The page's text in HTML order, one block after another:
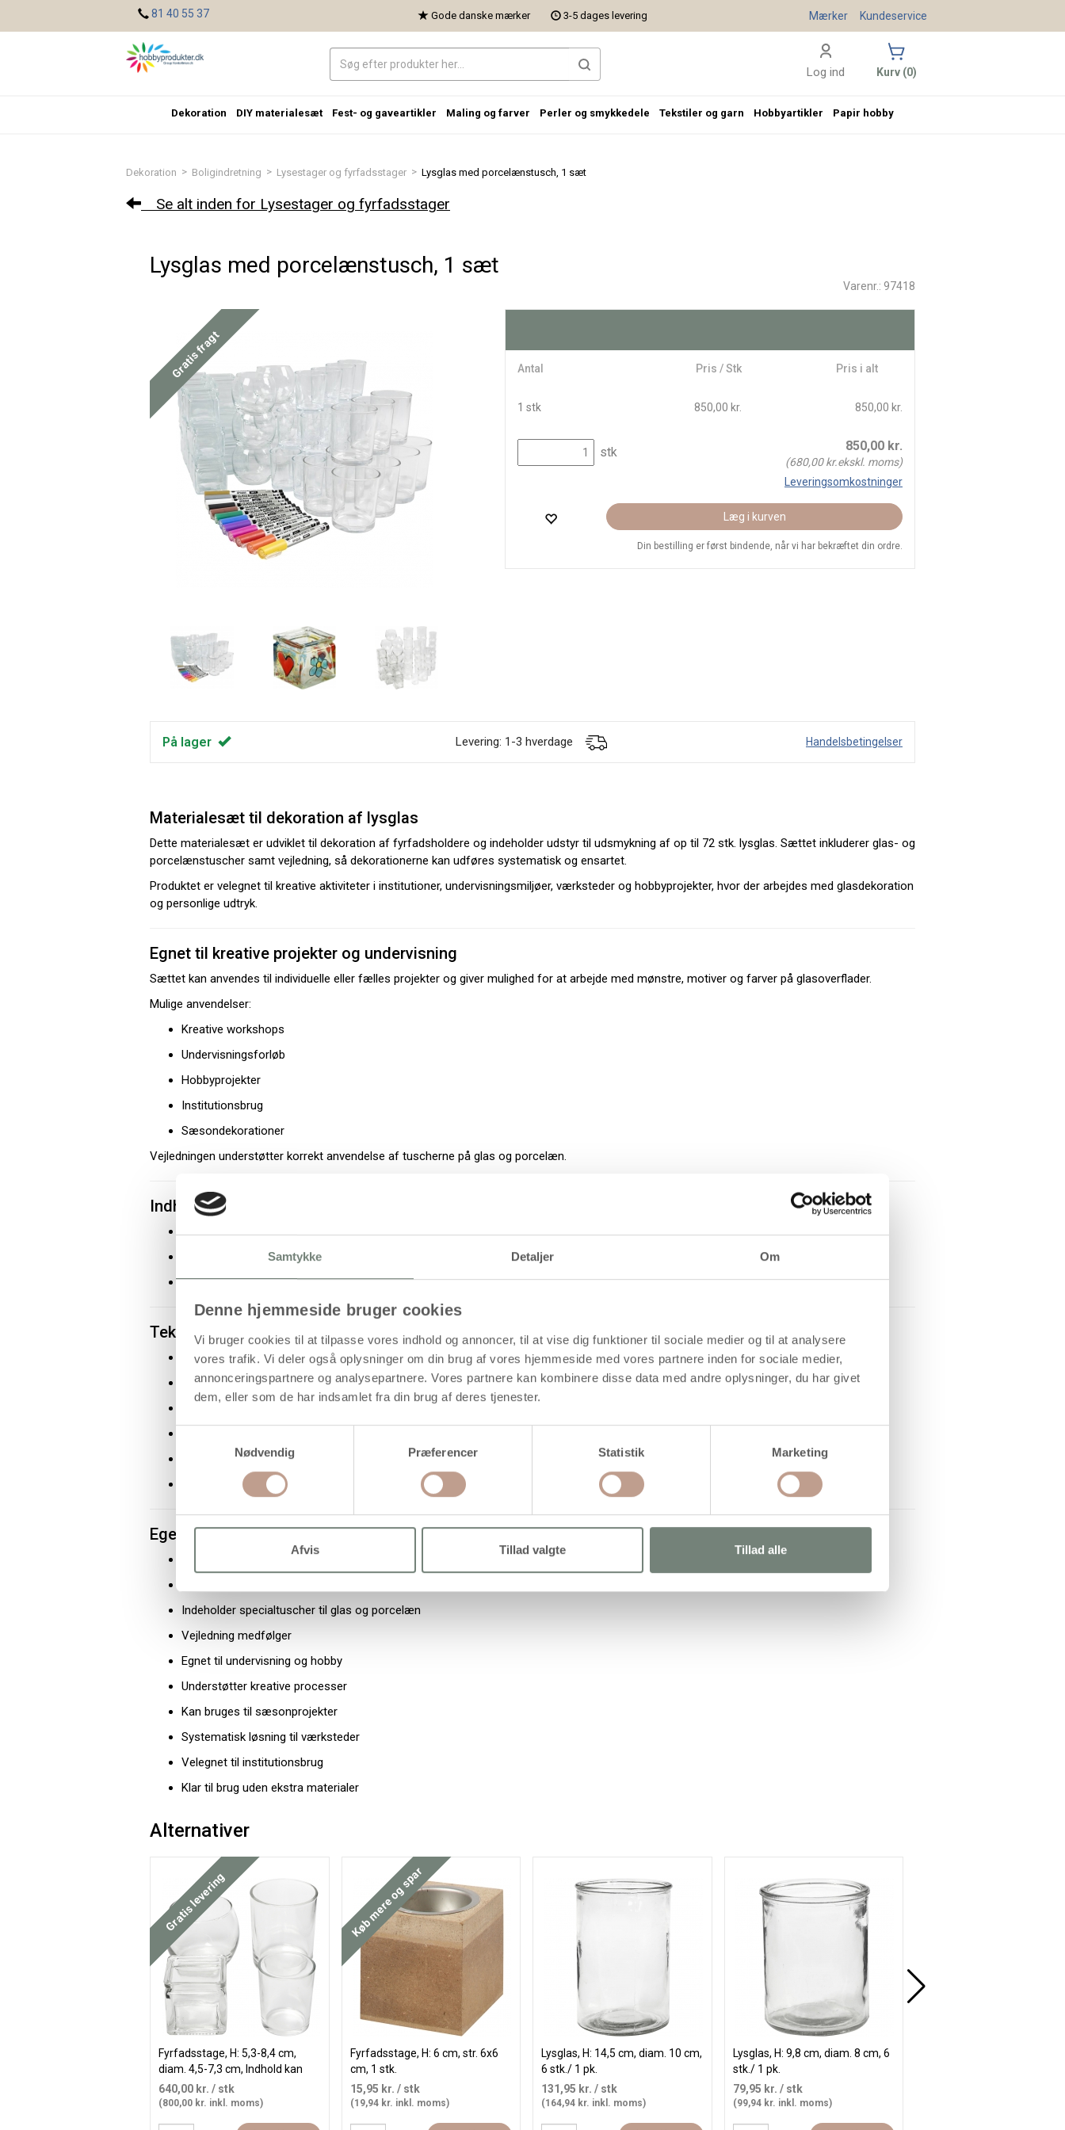
Samtykke Detaljer Om
Denne hjemmeside bruger cookies
Vi bruger cookies til at tilpasse vores indhold og annoncer, til at vise dig funktioner til sociale medier og til at analysere
vores trafik. Vi deler også oplysninger om din brug af vores hjemmeside med vores partnere inden for sociale medier,
annonceringspartnere og analysepartnere. Vores partnere kan kombinere disse data med andre oplysninger, du har givet
dem, eller som de har indsamlet fra din brug af deres tjenester.
Nødvendig
Præferencer Statistik Marketing
Afvis Tillad valgte Tillad alle
Dekoration > Boligindretning > Lysestager og fyrfadsstager > Lysglas med porcelænstusch, 1 sæt
Se alt inden for Lysestager og fyrfadsstager
Lysglas med porcelænstusch, 1 sæt
Varenr.: 97418
Gratis fragt Antal Pris / Stk Pris i alt
1 stk 850,00 kr. 850,00 kr.
stk 850,00kr.
(680,00kr.ekskl. moms)
Leveringsomkostninger
Læg i kurven
Din bestilling er først bindende, når vi har bekræftet din ordre.
På lager Levering: 1-3 hverdage Handelsbetingelser
Materialesæt til dekoration af lysglas
Dette materialesæt er udviklet til dekoration af fyrfadsholdere og indeholder udstyr til udsmykning af op til 72 stk. lysglas. Sættet inkluderer glas- og
porcelænstuscher samt vejledning, så dekorationerne kan udføres systematisk og ensartet.
Produktet er velegnet til kreative aktiviteter i institutioner, undervisningsmiljøer, værksteder og hobbyprojekter, hvor der arbejdes med glasdekoration
og personlige udtryk.
Egnet til kreative projekter og undervisning
Sættet kan anvendes til individuelle eller fælles projekter og giver mulighed for at arbejde med mønstre, motiver og farver på glasoverflader.
Mulige anvendelser:
Kreative workshops
Undervisningsforløb
Hobbyprojekter
Institutionsbrug
Sæsondekorationer
Vejledningen understøtter korrekt anvendelse af tuscherne på glas og porcelæn.
Indhold i sættet
Materialer til dekoration af 72 fyrfadsholdere
Glas- og porcelænstuscher
Vejledning til brug
Tekniske specifikationer
Produkttype: Materialesæt til lysglas
Anvendelse: Dekoration af fyrfadsholdere
Vejledning: Inkluderet
Antal sæt pr. pakke: 1 stk
Egenskaber og fordele
Materialesæt til større grupper
Indeholder specialtuscher til glas og porcelæn
Vejledning medfølger
Egnet til undervisning og hobby
Understøtter kreative processer
Kan bruges til sæsonprojekter
Systematisk løsning til værksteder
Velegnet til institutionsbrug
Klar til brug uden ekstra materialer
Alternativer
Køb mere og spar
Gratis levering
Fyrfadsstage, H: 5,3-8,4 cm,
diam. 4,5-7,3 cm, Indhold kan
variere, 72 stk./ 1 pk.
640,00 kr. / stk
(800,00 kr. inkl. moms)
Køb mere og spar
Fyrfadsstage, H: 6 cm, str. 6x6
cm, 1 stk.
15,95 kr. / stk
(19,94 kr. inkl. moms)
Lysglas, H: 14,5 cm, diam. 10 cm,
6 stk./ 1 pk.
131,95 kr. / stk
(164,94 kr. inkl. moms)
Lysglas, H: 9,8 cm, diam. 8 cm, 6
stk./ 1 pk.
79,95 kr. / stk
(99,94 kr. inkl. moms)
81 40 55 37 Gode danske mærker 3-5 dages levering Kundeservice
Mærker
Log ind Kurv (0)
Dekoration DIY materialesæt Fest- og gaveartikler Maling og farver Perler og smykkedele Tekstiler og garn Hobbyartikler Papir hobby